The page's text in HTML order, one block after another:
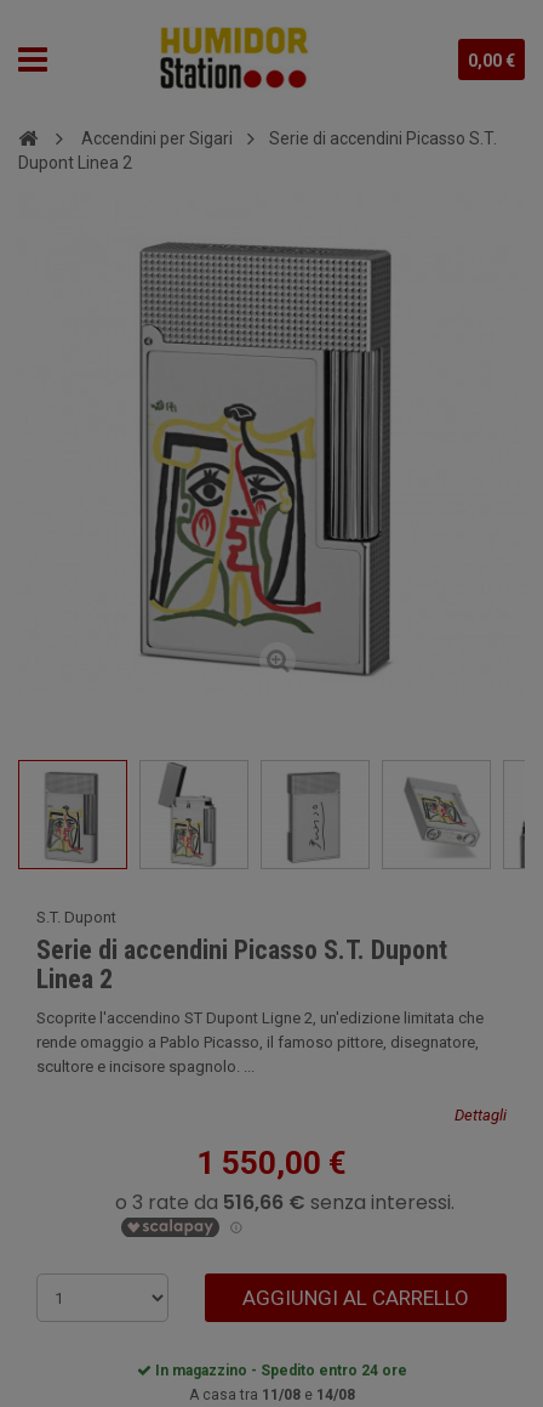
0,00 €
Accendini per Sigari
Serie di accendini Picasso S.T.
Dupont Linea 2
S.T. Dupont
Serie di accendini Picasso S.T. Dupont
Linea 2
Scoprite l'accendino ST Dupont Ligne 2, un'edizione limitata che
rende omaggio a Pablo Picasso, il famoso pittore, disegnatore,
scultore e incisore spagnolo. ...
Dettagli
1 550,00 €
AGGIUNGI AL CARRELLO
In magazzino - Spedito entro 24 ore
A casa tra 11/08e 14/08